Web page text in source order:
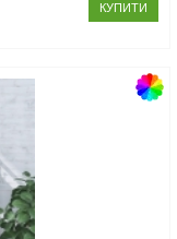
КУПИТИ